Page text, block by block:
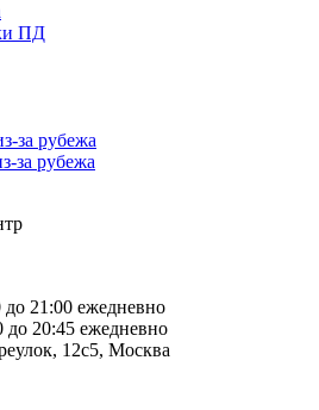
ПД
за рубежа
за рубежа
21:00 ежедневно
до 20:45 ежедневно
12с5, Москва